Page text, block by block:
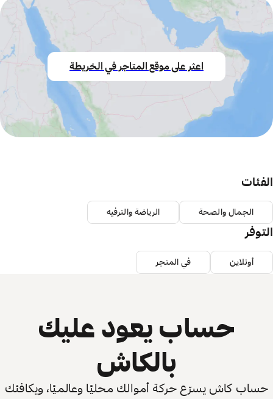
اعثر على موقع المتاجر في الخريطة
الفئات
الجمال والصحة الرياضة والترفيه
التوفر
أونلاين في المتجر
حساب يعود عليك
بالكاش
حساب كاش يسرّع حركة أموالك محليًا وعالميًا، ويكافئك